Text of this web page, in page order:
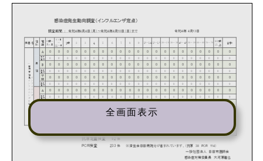
全画面表示